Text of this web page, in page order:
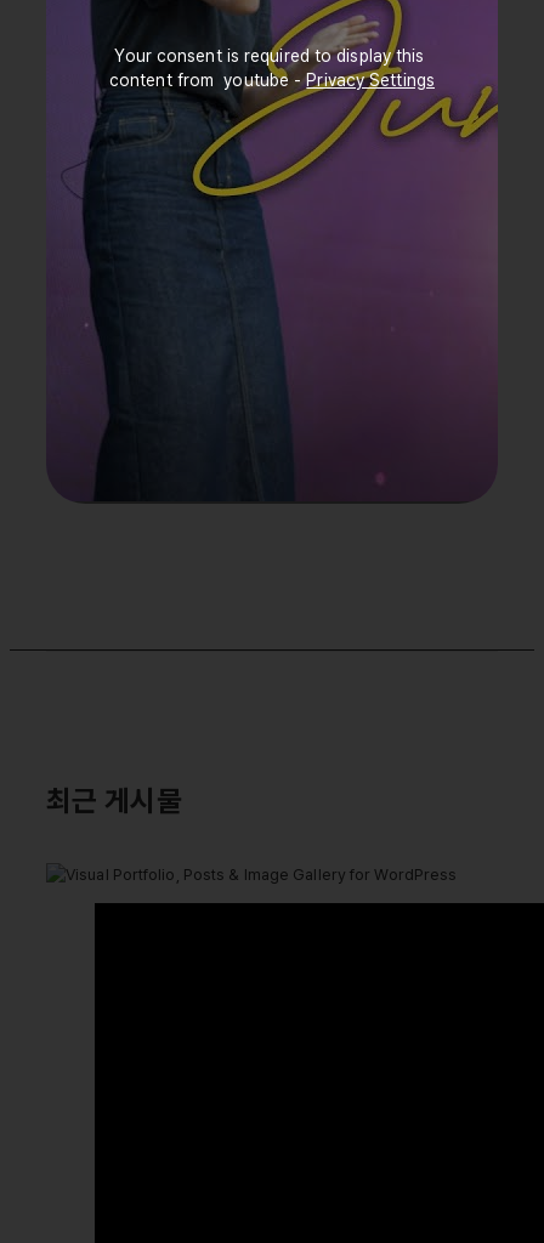
Your consent is required to display this
content from  youtube - Privacy Settings
최근 게시물